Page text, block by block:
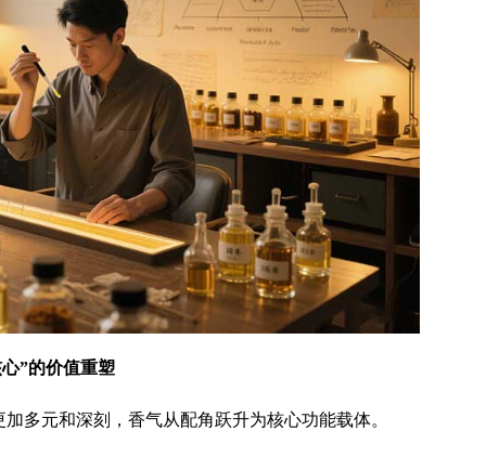
”的价值重塑
多元和深刻，香气从配角跃升为核心功能载体。